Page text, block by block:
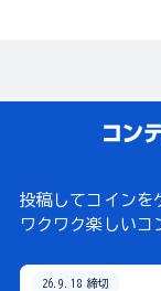
投稿してコインを
ワクワク楽しいコ
26.9.18 締切